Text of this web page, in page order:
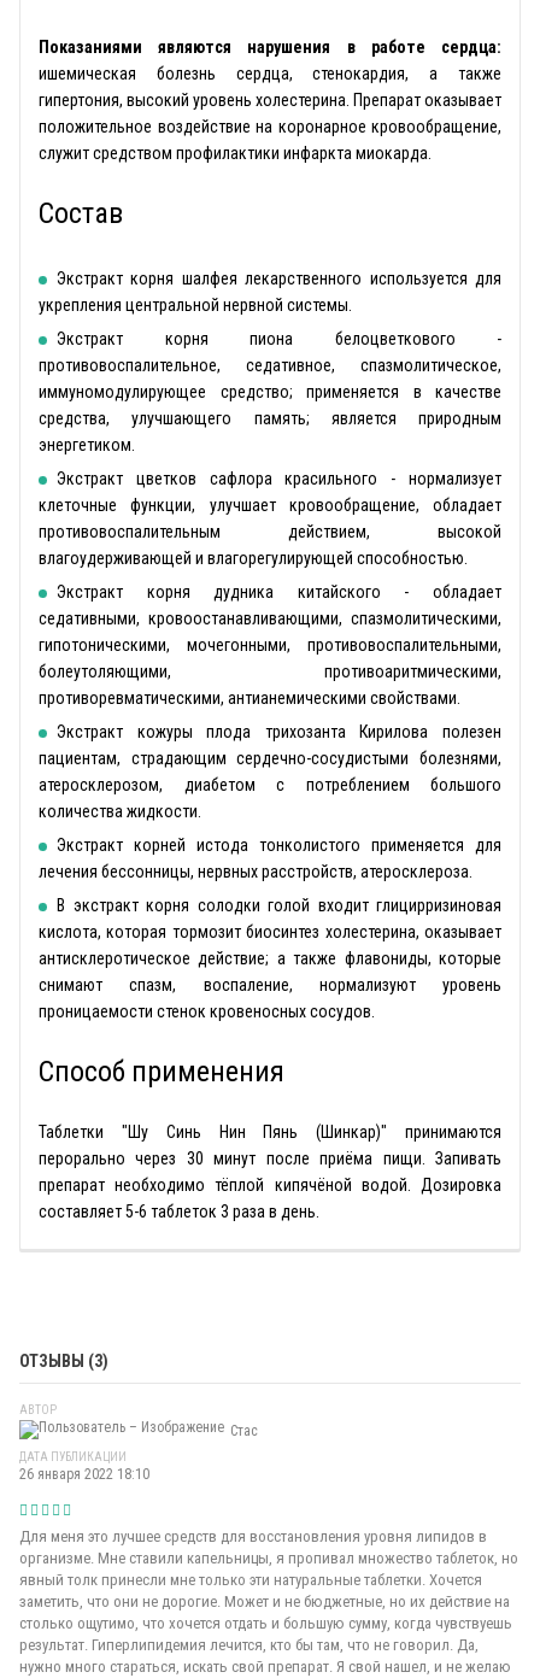
Показаниями являются нарушения в работе сердца:
ишемическая болезнь сердца, стенокардия, а также
гипертония, высокий уровень холестерина. Препарат оказывает
положительное воздействие на коронарное кровообращение,
служит средством профилактики инфаркта миокарда.
Состав
Экстракт корня шалфея лекарственного используется для
укрепления центральной нервной системы.
Экстракт корня пиона белоцветкового -
противовоспалительное, седативное, спазмолитическое,
иммуномодулирующее средство; применяется в качестве
средства, улучшающего память; является природным
энергетиком.
Экстракт цветков сафлора красильного - нормализует
клеточные функции, улучшает кровообращение, обладает
противовоспалительным действием, высокой
влагоудерживающей и влагорегулирующей способностью.
Экстракт корня дудника китайского - обладает
седативными, кровоостанавливающими, спазмолитическими,
гипотоническими, мочегонными, противовоспалительными,
болеутоляющими, противоаритмическими,
противоревматическими, антианемическими свойствами.
Экстракт кожуры плода трихозанта Кирилова полезен
пациентам, страдающим сердечно-сосудистыми болезнями,
атеросклерозом, диабетом с потреблением большого
количества жидкости.
Экстракт корней истода тонколистого применяется для
лечения бессонницы, нервных расстройств, атеросклероза.
В экстракт корня солодки голой входит глицирризиновая
кислота, которая тормозит биосинтез холестерина, оказывает
антисклеротическое действие; а также флавониды, которые
снимают спазм, воспаление, нормализуют уровень
проницаемости стенок кровеносных сосудов.
Способ применения
Таблетки "Шу Синь Нин Пянь (Шинкар)" принимаются
перорально через 30 минут после приёма пищи. Запивать
препарат необходимо тёплой кипячёной водой. Дозировка
составляет 5-6 таблеток 3 раза в день.
ОТЗЫВЫ (3)
АВТОР
Стас
ДАТА ПУБЛИКАЦИИ
26 января 2022 18:10
Для меня это лучшее средств для восстановления уровня липидов в
организме. Мне ставили капельницы, я пропивал множество таблеток, но
явный толк принесли мне только эти натуральные таблетки. Хочется
заметить, что они не дорогие. Может и не бюджетные, но их действие на
столько ощутимо, что хочется отдать и большую сумму, когда чувствуешь
результат. Гиперлипидемия лечится, кто бы там, что не говорил. Да,
нужно много стараться, искать свой препарат. Я свой нашел, и не желаю